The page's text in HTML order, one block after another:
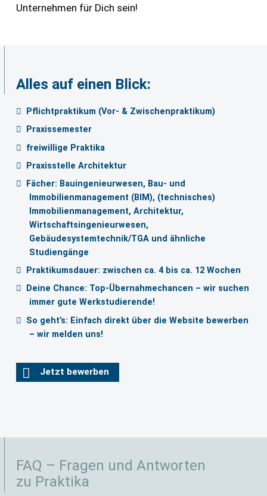
Unternehmen für Dich sein!
Alles auf einen Blick:
Pflichtpraktikum (Vor- & Zwischenpraktikum)
Praxissemester
freiwillige Praktika
Praxisstelle Architektur
Fächer: Bauingenieurwesen, Bau- und
Immobilienmanagement (BIM), (technisches)
Immobilienmanagement, Architektur,
Wirtschaftsingenieurwesen,
Gebäudesystemtechnik/TGA und ähnliche
Studiengänge
Praktikumsdauer: zwischen ca. 4 bis ca. 12 Wochen
Deine Chance: Top-Übernahmechancen – wir suchen
immer gute Werkstudierende!
So geht’s: Einfach direkt über die Website bewerben
– wir melden uns!
Jetzt bewerben
FAQ – Fragen und Antworten
zu Praktika
Wünsche und auch auf unsere Kapazitäten an. Bei längeren Praktika
sind auch mehrere Abteilungen möglich. Das sind häufige
Einsatzorte bei uns: